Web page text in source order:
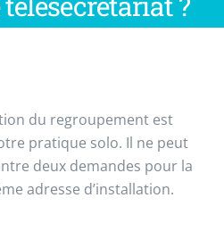
du regroupement est
pratique solo. Il ne peut
deux demandes pour la
adresse d’installation.